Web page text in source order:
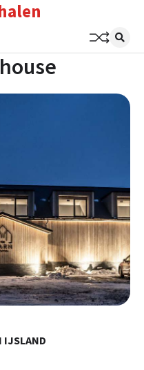
IJSLAND